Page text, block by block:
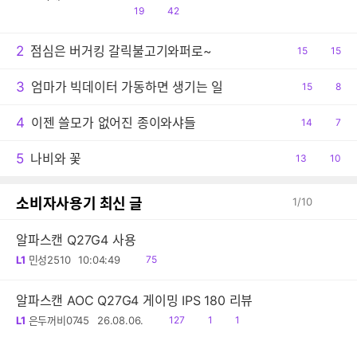
공
19
댓
42
2 점심은 버거킹 갈릭불고기와퍼로~
공
15
댓
15
3 엄마가 빅데이터 가동하면 생기는 일
공
15
댓
8
4 이젠 쓸모가 없어진 종이와샤들
공
14
댓
7
5 나비와 꽃
공
13
댓
10
소비자사용기 최신 글 1/10
알파스캔 Q27G4 사용
L1 민성2510 10:04:49
읽
75
알파스캔 AOC Q27G4 게이밍 IPS 180 리뷰
L1 은두꺼비0745 26.08.06.
읽
127
공1
댓1